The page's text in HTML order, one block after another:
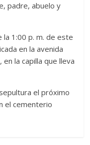
padre, abuelo y
1:00 p. m. de este
en la avenida
en la capilla que lleva
el próximo
el cementerio